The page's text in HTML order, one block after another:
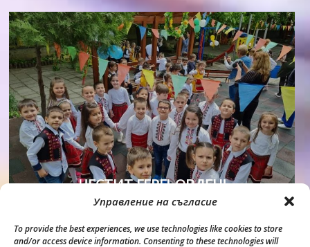
Управление на съгласие
To provide the best experiences, we use technologies like cookies to store
and/or access device information. Consenting to these technologies will
ЧЕСТИТ ГЕРГЬОВДЕН!